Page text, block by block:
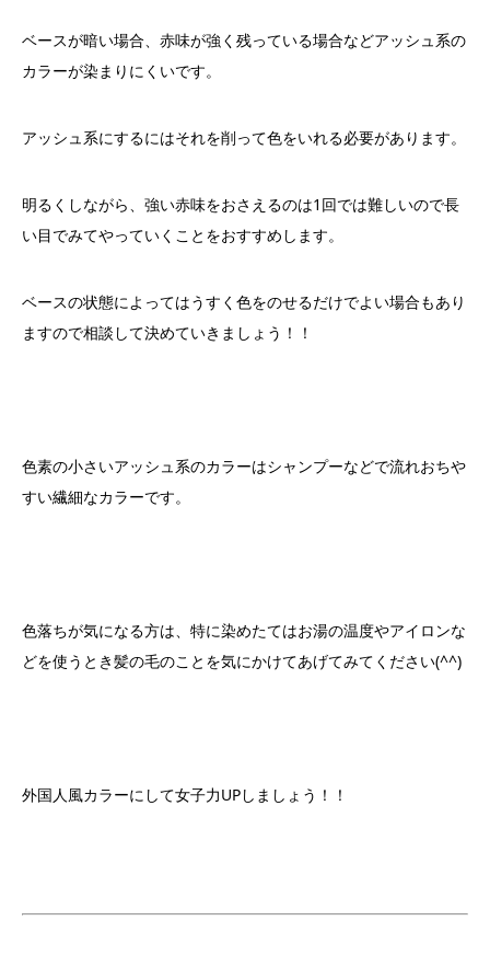
ベースが暗い場合、赤味が強く残っている場合などアッシュ系の
カラーが染まりにくいです。
アッシュ系にするにはそれを削って色をいれる必要があります。
明るくしながら、強い赤味をおさえるのは1回では難しいので長
い目でみてやっていくことをおすすめします。
ベースの状態によってはうすく色をのせるだけでよい場合もあり
ますので相談して決めていきましょう！！
色素の小さいアッシュ系のカラーはシャンプーなどで流れおちや
すい繊細なカラーです。
色落ちが気になる方は、特に染めたてはお湯の温度やアイロンな
どを使うとき髪の毛のことを気にかけてあげてみてください(^^)
外国人風カラーにして女子力UPしましょう！！